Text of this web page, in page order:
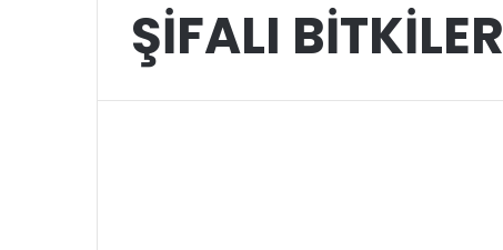
ŞİFALI BİTKİLER